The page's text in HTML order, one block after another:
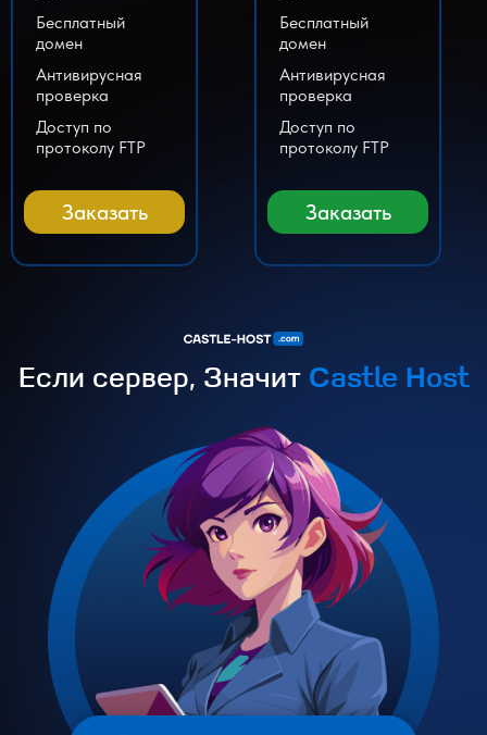
Бесплатный
домен
Антивирусная
проверка
Доступ по
протоколу FTP
Заказать
Бесплатный
домен
Антивирусная
проверка
Доступ по
протоколу FTP
Заказать
Если сервер, Значит Castle Host